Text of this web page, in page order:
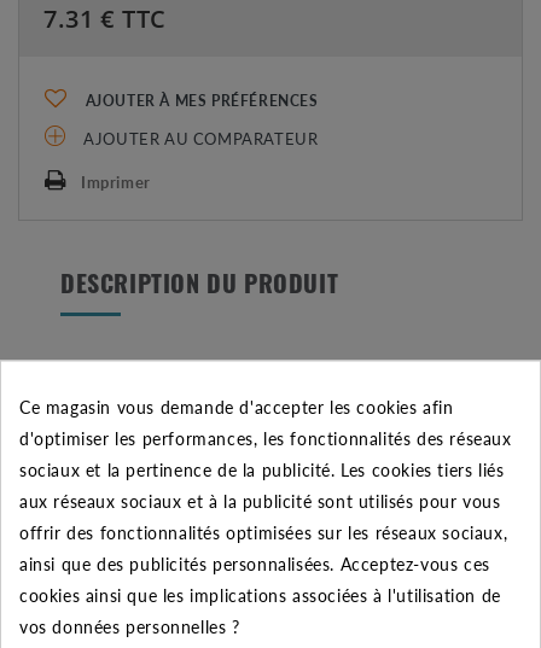
7.31 € TTC
AJOUTER À MES PRÉFÉRENCES
AJOUTER AU COMPARATEUR
Imprimer
DESCRIPTION DU PRODUIT
Le produit :
-
Le coude LASCO (RB1306-010) 1 pouce MM est
un raccord de marque Rain Bird pour le montage
d’électrovanne d’arrosage. Ce raccord en PVC de haute
qualité permet la conception d’un collecteur ou appelé
clarinette afin de raccorder entre elles les
électrovannes. Cet accessoire de montage est
indispensable pour la connexion hydraulique de vos
électrovannes. L’encombrement très limité permet à
Ce magasin vous demande d'accepter les cookies afin
d'optimiser les performances, les fonctionnalités des réseaux
sociaux et la pertinence de la publicité. Les cookies tiers liés
aux réseaux sociaux et à la publicité sont utilisés pour vous
offrir des fonctionnalités optimisées sur les réseaux sociaux,
ainsi que des publicités personnalisées. Acceptez-vous ces
cookies ainsi que les implications associées à l'utilisation de
vos données personnelles ?